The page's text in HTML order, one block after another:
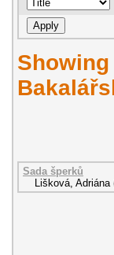
Sada šperků
Lišková, Adriána